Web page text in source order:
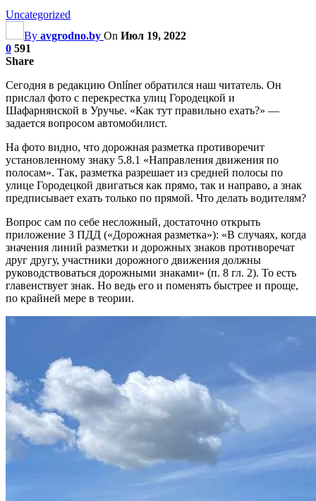
Uncategorized
By avgrodno.by On Июл 19, 2022
0 591
Share
Сегодня в редакцию Onlíner обратился наш читатель. Он
прислал фото с перекрестка улиц Городецкой и
Шафарнянской в Уручье. «Как тут правильно ехать?» —
задается вопросом автомобилист.
На фото видно, что дорожная разметка противоречит
установленному знаку 5.8.1 «Направления движения по
полосам». Так, разметка разрешает из средней полосы по
улице Городецкой двигаться как прямо, так и направо, а знак
предписывает ехать только по прямой. Что делать водителям?
Вопрос сам по себе несложный, достаточно открыть
приложение 3 ПДД («Дорожная разметка»): «В случаях, когда
значения линий разметки и дорожных знаков противоречат
друг другу, участники дорожного движения должны
руководствоваться дорожными знаками» (п. 8 гл. 2). То есть
главенствует знак. Но ведь его и поменять быстрее и проще,
по крайней мере в теории.